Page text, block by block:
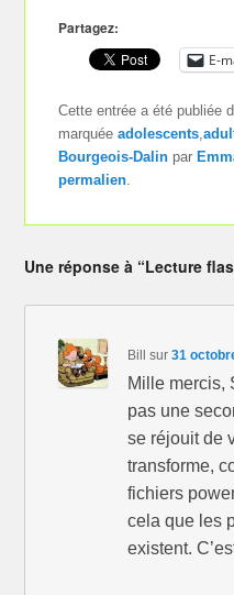
Partagez:
E-
Cette entrée a été publiée
marquéeadolescents ,
Bourgeois-Dalin par
permalien
Une réponse à “Lecture
Bill sur31
Mille mercis,
pas une
se réjouit de
transforme,
fichiers
cela que les
existent.